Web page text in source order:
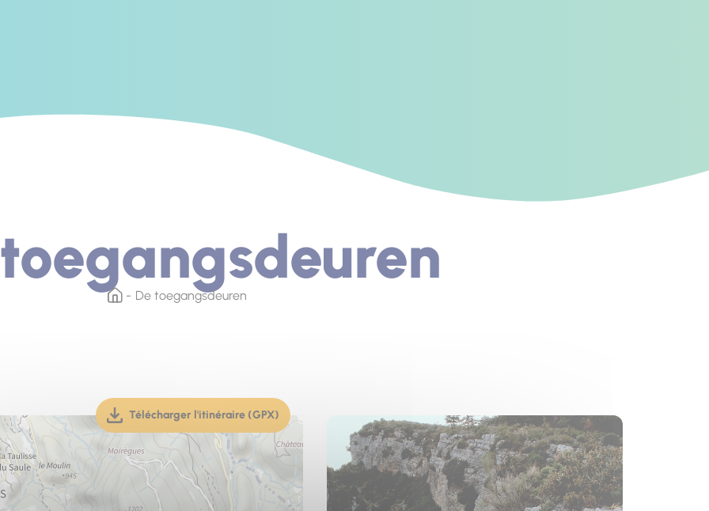
De toegangsdeuren
Télécharger l'itinéraire (GPX)
(téléchargement, ouverture dans un nouvel onglet)